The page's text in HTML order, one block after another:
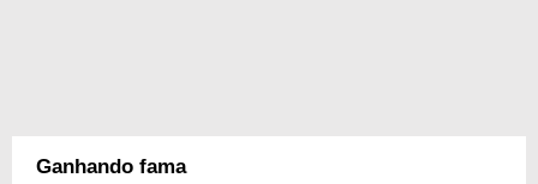
Ganhando fama